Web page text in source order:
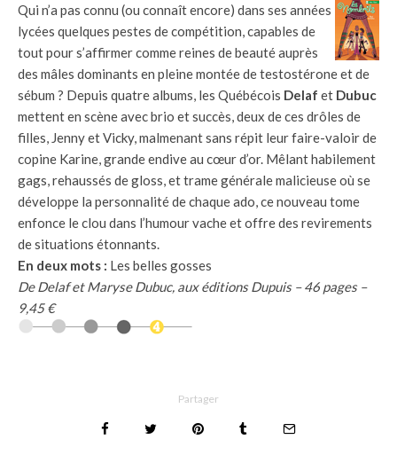
Qui n’a pas connu (ou connaît encore) dans ses années
lycées quelques pestes de compétition, capables de
tout pour s’affirmer comme reines de beauté auprès
des mâles dominants en pleine montée de testostérone et de
sébum ? Depuis quatre albums, les Québécois Delaf et Dubuc
mettent en scène avec brio et succès, deux de ces drôles de
filles, Jenny et Vicky, malmenant sans répit leur faire-valoir de
copine Karine, grande endive au cœur d’or. Mêlant habilement
gags, rehaussés de gloss, et trame générale malicieuse où se
développe la personnalité de chaque ado, ce nouveau tome
enfonce le clou dans l’humour vache et offre des revirements
de situations étonnants.
En deux mots : Les belles gosses
De Delaf et Maryse Dubuc, aux éditions Dupuis – 46 pages –
9,45 €
Partager